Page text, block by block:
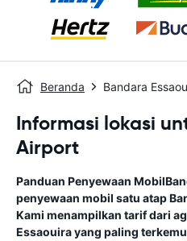
Beranda Bandara
Informasi lokasi
Airport
Panduan Penyewaan Mobil
penyewaan mobil satu atap
Kami menampilkan tarif dari
Essaouirayang paling